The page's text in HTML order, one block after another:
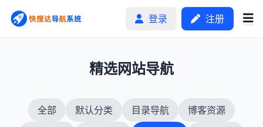
登录 注册
分类排行
精选网站导航
全部 默认分类 目录导航
博客资源